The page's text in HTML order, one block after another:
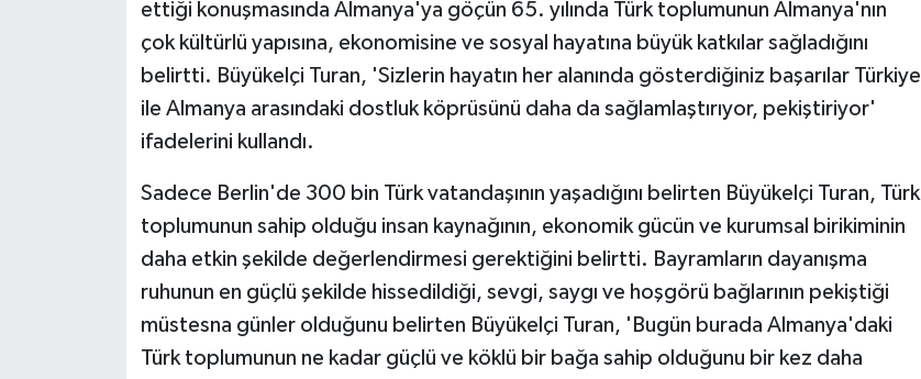
ettiği konuşmasında Almanya'ya göçün 65. yılında Türk toplumunun Almanya'nın
çok kültürlü yapısına, ekonomisine ve sosyal hayatına büyük katkılar sağladığını
belirtti. Büyükelçi Turan, 'Sizlerin hayatın her alanında gösterdiğiniz başarılar Türkiye
ile Almanya arasındaki dostluk köprüsünü daha da sağlamlaştırıyor, pekiştiriyor'
ifadelerini kullandı.
Sadece Berlin'de 300 bin Türk vatandaşının yaşadığını belirten Büyükelçi Turan, Türk
toplumunun sahip olduğu insan kaynağının, ekonomik gücün ve kurumsal birikiminin
daha etkin şekilde değerlendirmesi gerektiğini belirtti. Bayramların dayanışma
ruhunun en güçlü şekilde hissedildiği, sevgi, saygı ve hoşgörü bağlarının pekiştiği
müstesna günler olduğunu belirten Büyükelçi Turan, 'Bugün burada Almanya'daki
Türk toplumunun ne kadar güçlü ve köklü bir bağa sahip olduğunu bir kez daha